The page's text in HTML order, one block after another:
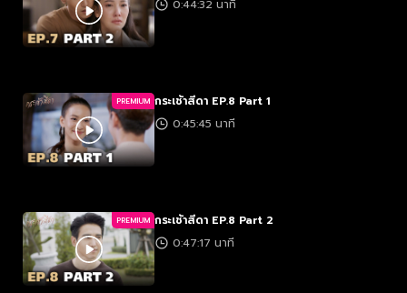
0:44:32 นาที
PREMIUM กระเช้าสีดา EP.8 Part 1
0:45:45 นาที
PREMIUM กระเช้าสีดา EP.8 Part 2
0:47:17 นาที